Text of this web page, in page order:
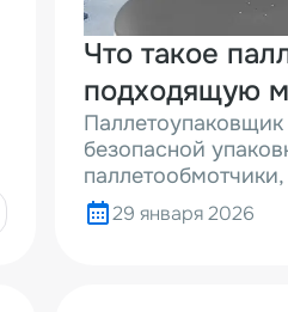
Что такое
подходящую
безопасной
29 января 2026